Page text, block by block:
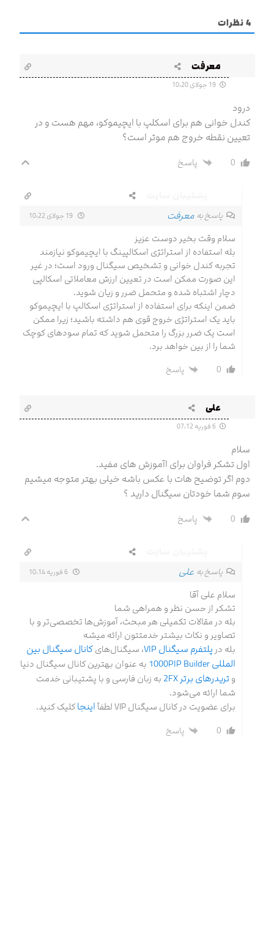
4نظرات
معرفت
19 جولای 10:20
درود
کندل خوانی هم برای اسکلپ با ایچیموکو، مهم هست و در
تعیین نقطه خروج هم موثر است؟
0 پاسخ
پاسخ بهمعرفت
سلام وقت بخیر دوست عزیز
بله استفاده از استراتژی اسکالپینگ با ایچیموکو نیازمند
تجربه کندل خوانی و تشخیص سیگنال ورود است؛ در غیر
این صورت ممکن است در تعیین ارزش معاملاتی اسکالپی
دچار اشتباه شده و متحمل ضرر و زیان شوید.
ضمن اینکه برای استفاده از استراتژی اسکالپ با ایچیموکو
باید یک استراتژی خروج قوی هم داشته باشید؛ زیرا ممکن
است یک ضرر بزرگ را متحمل شوید که تمام سودهای کوچک
شما را از بین خواهد برد.
0
پاسخ
علی
6 فوریه 07:12
سلام
اول تشکر فراوان برای اآموزش های مفید.
دوم اگر توضیح هات با عکس باشه خیلی بهتر متوجه میشیم
سوم شما خودتان سیگنال دارید ؟
0 پاسخ
پاسخ به علی
سلام علی آقا
تشکر از حسن نظر و همراهی شما
بله در مقالات تکمیلی هر مبحث، آموزش‌ها تخصصی‌تر و با
تصاویر و نکات بیشتر خدمتتون ارائه میشه
بله در پلتفرم سیگنال VIP ، سیگنال‌هایکانال سیگنال بین
المللی 1000PIP Builder
به عنوان بهترین کانال سیگنال دنیا
وتریدرهای برتر 2FX
به زبان فارسی و با پشتیبانی خدمت
شما ارائه می‌شود.
برای عضویت در کانال سیگنال VIP لطفاً
اینجاکلیک کنید.
0
پاسخ